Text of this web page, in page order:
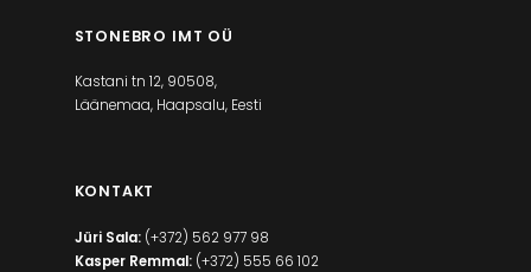
STONEBRO IMT OÜ
Kastani tn 12, 90508,
Läänemaa, Haapsalu, Eesti
KONTAKT
Jüri Sala: (+372) 562 977 98
Kasper Remmal: (+372) 555 66 102